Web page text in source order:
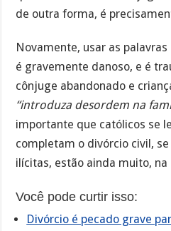
de outra forma, é
Novamente, usar as
é gravemente danoso, e é
cônjuge abandonado e
“introduza desordem na
importante que católicos se
completam o divórcio civil,
ilícitas, estão ainda muito,
Você pode curtir isso:
Divórcio é pecado grave